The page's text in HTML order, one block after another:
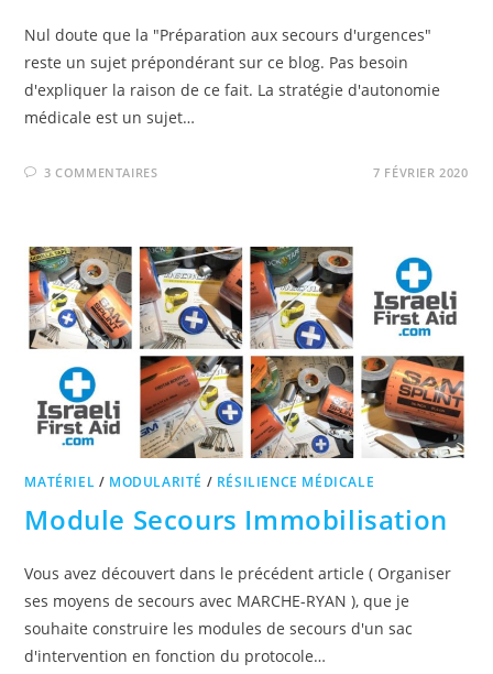
Nul doute que la "Préparation aux secours d'urgences"
reste un sujet prépondérant sur ce blog. Pas besoin
d'expliquer la raison de ce fait. La stratégie d'autonomie
médicale est un sujet…
3 COMMENTAIRES 7 FÉVRIER 2020
MATÉRIEL / MODULARITÉ / RÉSILIENCE MÉDICALE
Module Secours Immobilisation
Vous avez découvert dans le précédent article ( Organiser
ses moyens de secours avec MARCHE-RYAN ), que je
souhaite construire les modules de secours d'un sac
d'intervention en fonction du protocole…